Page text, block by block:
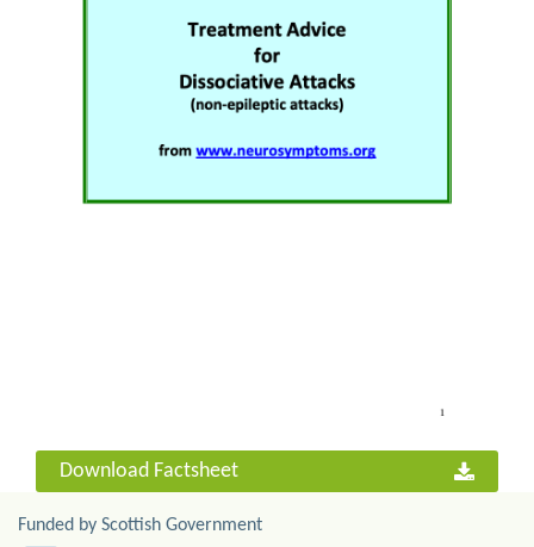
Download Factsheet
Funded by Scottish Government